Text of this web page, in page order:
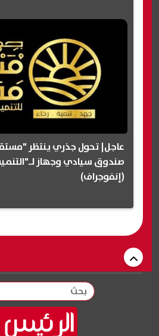
عاجل| تحول جذري ينتظر
صندوق سيادي وجهاز
(إنفوجراف)
بحث